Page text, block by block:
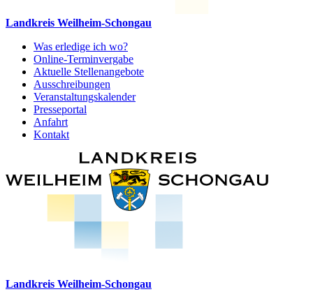
Landkreis Weilheim-Schongau
Was erledige ich wo?
Online-Terminvergabe
Aktuelle Stellenangebote
Ausschreibungen
Veranstaltungskalender
Presseportal
Anfahrt
Kontakt
Landkreis Weilheim-Schongau